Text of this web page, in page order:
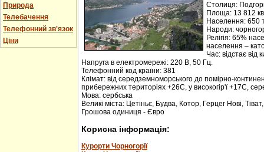
Природа
Телебачення
Телефонний зв'язок
Ціни
Столиця:
Площа: 13 812
Населення: 650
Народи:
Релігія: 65%
населення –
Час: відстає від
Напруга в електромережі: 220 В, 50 Гц.
Телефонний код країни: 381
Клімат: від середземноморського до помірно-
прибережних територіях +26С, у високогір'ї +17С,
Мова: сербська
Великі міста: Цетіньє, Будва, Котор, Герцег Нові,
Грошова одиниця - Євро
Корисна інформація:
Курорти Чорногорії